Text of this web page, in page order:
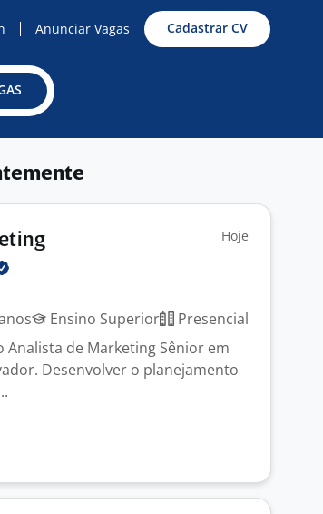
Anunciar Vagas Cadastrar CV
Hoje
Ensino Superior
Presencial
de Marketing Sênior em
Desenvolver o planejamento